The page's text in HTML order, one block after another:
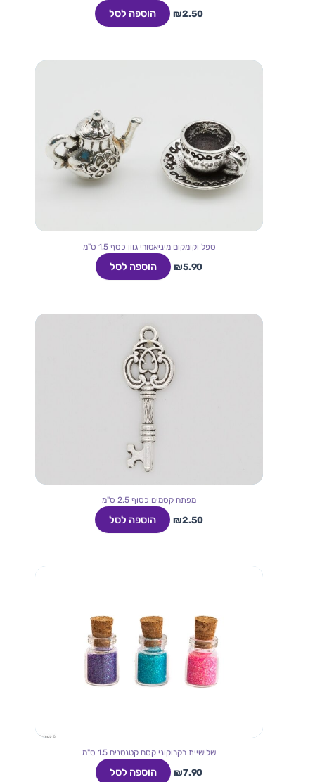
₪2.50 הוספה לסל
ספל וקומקום מיניאטורי גוון כסף 1.5 ס"מ
₪5.90 הוספה לסל
מפתח קסמים כסוף 2.5 ס"מ
₪2.50 הוספה לסל
שלישיית בקבוקוני קסם קטנטנים 1.5 ס"מ
₪7.90 הוספה לסל